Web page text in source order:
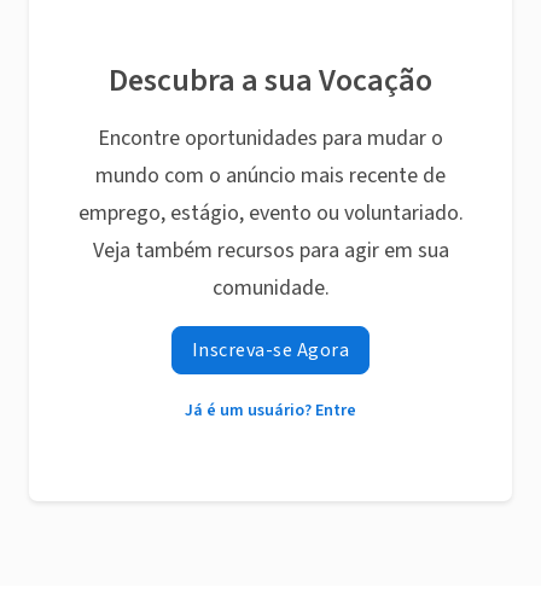
Descubra a sua Vocação
Encontre oportunidades para mudar o
mundo com o anúncio mais recente de
emprego, estágio, evento ou voluntariado.
Veja também recursos para agir em sua
comunidade.
Inscreva-se Agora
Já é um usuário? Entre